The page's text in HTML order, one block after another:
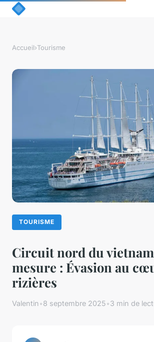
Accueil›Tourisme
TOURISME
Circuit nord du
mesure : Évasion au
rizières
Valentin•8 septembre 2025•3 min de